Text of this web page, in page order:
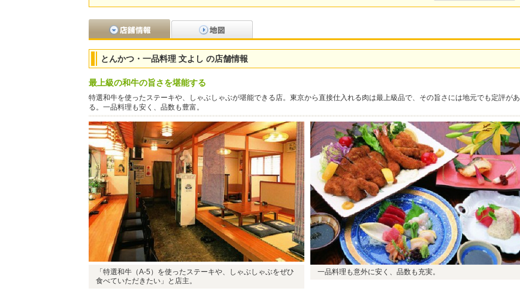
とんかつ・一品料理 文よし の店舗情報
最上級の和牛の旨さを堪能する
特選和牛を使ったステーキや、しゃぶしゃぶが堪能できる店。東京から直接仕入れる肉は最上級品で、その旨さには地元でも定評があ
る。一品料理も安く、品数も豊富。
「特選和牛（A-5）を使ったステーキや、しゃぶしゃぶをぜひ
食べていただきたい」と店主。
一品料理も意外に安く、品数も充実。